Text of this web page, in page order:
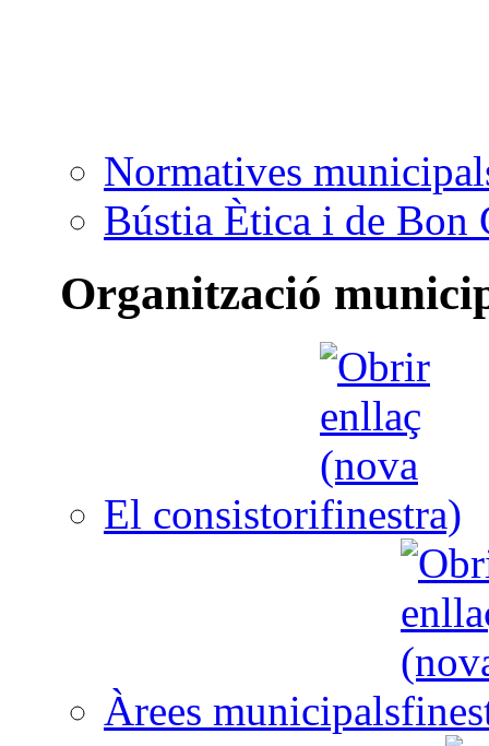
Normatives
Bústia Ètica i de Bon
Organització
El consistori
Àrees municipals